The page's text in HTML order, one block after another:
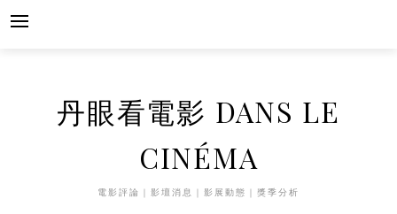
Skip
丹眼看電影 DANS LE
CINÉMA
電影評論｜影壇消息｜影展動態｜獎季分析